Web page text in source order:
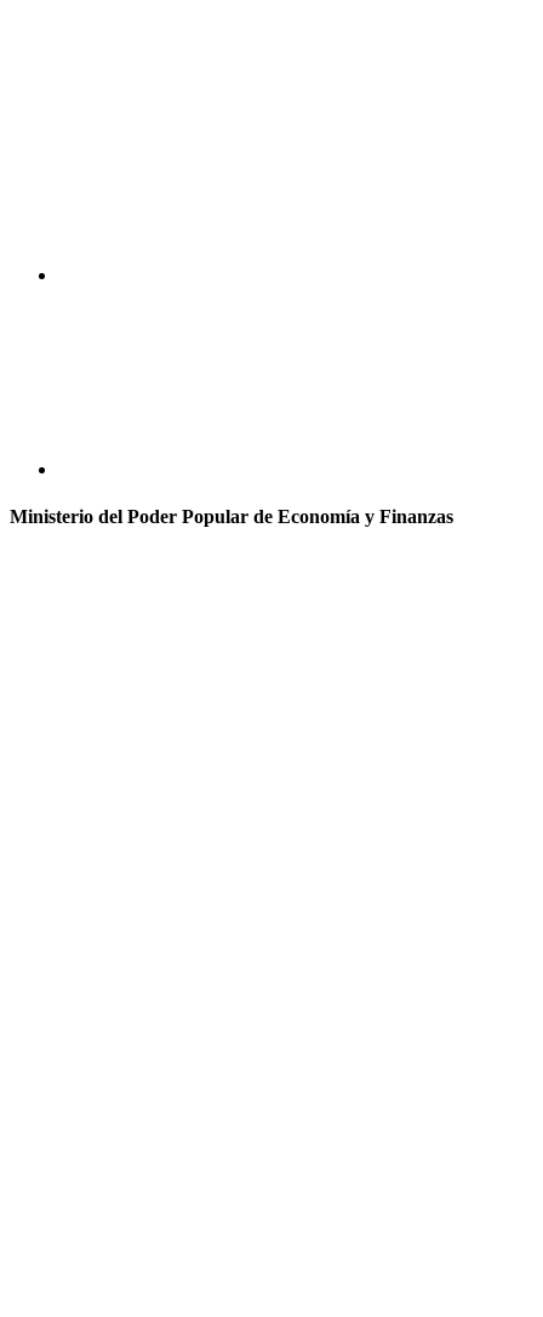
Ministerio del Poder Popular de Economía y Finanzas